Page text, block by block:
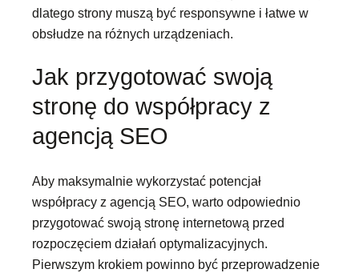
dlatego strony muszą być responsywne i łatwe w
obsłudze na różnych urządzeniach.
Jak przygotować swoją
stronę do współpracy z
agencją SEO
Aby maksymalnie wykorzystać potencjał
współpracy z agencją SEO, warto odpowiednio
przygotować swoją stronę internetową przed
rozpoczęciem działań optymalizacyjnych.
Pierwszym krokiem powinno być przeprowadzenie